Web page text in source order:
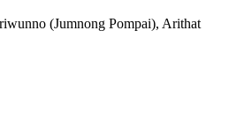
(Jumnong Pompai), Arithat